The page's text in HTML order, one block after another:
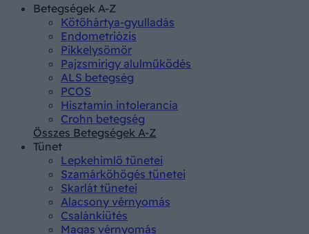
Betegségek A-Z
Kötőhártya-gyulladás
Endometriózis
Pikkelysömör
Pajzsmirigy alulműködés
ALS betegség
PCOS
Hisztamin intolerancia
Crohn betegség
Összes Betegségek A-Z
Tünet
Lepkehimlő tünetei
Szamárköhögés tünetei
Skarlát tünetei
Alacsony vérnyomás
Csalánkiütés
Magas vérnyomás